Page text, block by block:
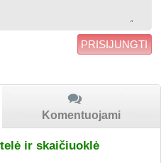
PRISIJUNGTI
Komentuojami
ir skaičiuoklė